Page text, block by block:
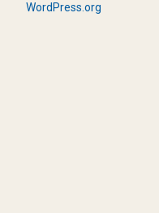
WordPress.org